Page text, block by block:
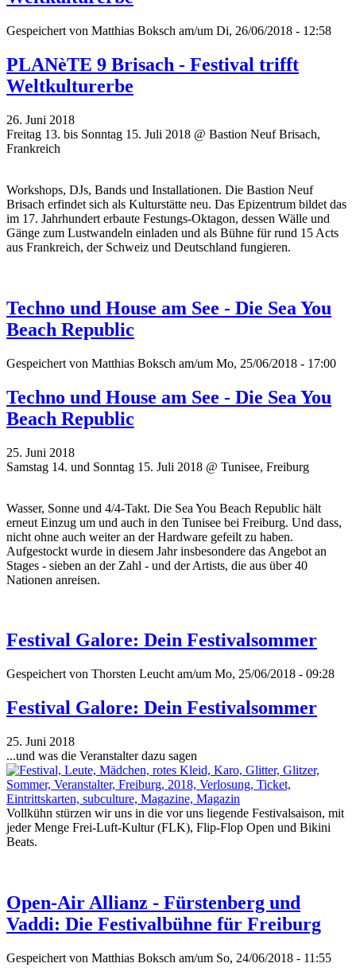
Gespeichert von Matthias Boksch am/um Di, 26/06/2018 - 12:58
PLANèTE 9 Brisach - Festival trifft
Weltkulturerbe
26. Juni 2018
Freitag 13. bis Sonntag 15. Juli 2018 @ Bastion Neuf Brisach,
Frankreich
Workshops, DJs, Bands und Installationen. Die Bastion Neuf
Brisach erfindet sich als Kulturstätte neu. Das Epizentrum bildet das
im 17. Jahrhundert erbaute Festungs-Oktagon, dessen Wälle und
Gänge zum Lustwandeln einladen und als Bühne für rund 15 Acts
aus Frankreich, der Schweiz und Deutschland fungieren.
Techno und House am See - Die Sea You
Beach Republic
Gespeichert von Matthias Boksch am/um Mo, 25/06/2018 - 17:00
Techno und House am See - Die Sea You
Beach Republic
25. Juni 2018
Samstag 14. und Sonntag 15. Juli 2018 @ Tunisee, Freiburg
Wasser, Sonne und 4/4-Takt. Die Sea You Beach Republic hält
erneut Einzug um und auch in den Tunisee bei Freiburg. Und dass,
nicht ohne auch weiter an der Hardware gefeilt zu haben.
Aufgestockt wurde in diesem Jahr insbesondere das Angebot an
Stages - sieben an der Zahl - und der Artists, die aus über 40
Nationen anreisen.
Festival Galore: Dein Festivalsommer
Gespeichert von Thorsten Leucht am/um Mo, 25/06/2018 - 09:28
Festival Galore: Dein Festivalsommer
25. Juni 2018
...und was die Veranstalter dazu sagen
Vollkühn stürzen wir uns in die vor uns liegende Festivalsaison, mit
jeder Menge Frei-Luft-Kultur (FLK), Flip-Flop Open und Bikini
Beats.
Open-Air Allianz - Fürstenberg und
Vaddi: Die Festivalbühne für Freiburg
Gespeichert von Matthias Boksch am/um So, 24/06/2018 - 11:55